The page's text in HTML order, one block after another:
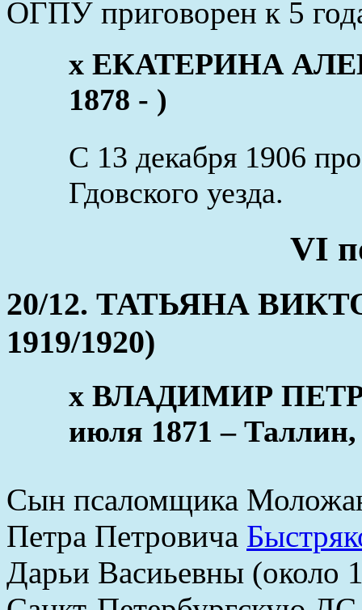
ОГПУ приговорен к 5
x ЕКАТЕРИНА
1878 - )
С 13 декабря 1906
Гдовского уезда.
VI
20/12. ТАТЬЯНА
1919/1920)
x ВЛАДИМИР
июля 1871 –
Сын псаломщика
Петра Петровича
Дарьи Васиьевны (около